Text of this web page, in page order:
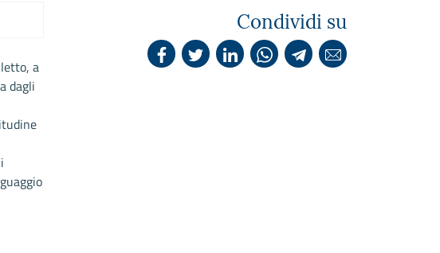
a
dagli
Condividi su